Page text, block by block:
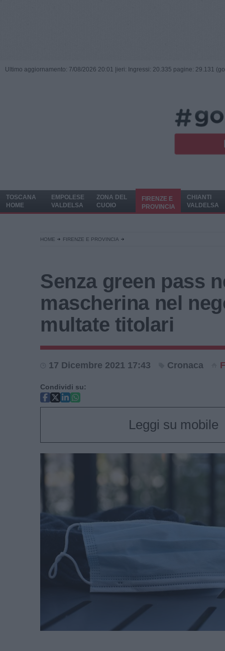
Ultimo aggiornamento: 7/08/2026 20:01 | ieri: Ingressi: 20.335 pagine: 29.131
TOSCANA
HOME
EMPOLESE
VALDELSA
ZONA DEL
CUOIO
FIRENZE E
PROVINCIA
CHIANTI
VALDELSA
HOME FIRENZE E PROVINCIA
Senza green pass
mascherina nel
multate titolari
17 Dicembre 2021 17:43 Cronaca
Condividi su:
Leggi su mobile